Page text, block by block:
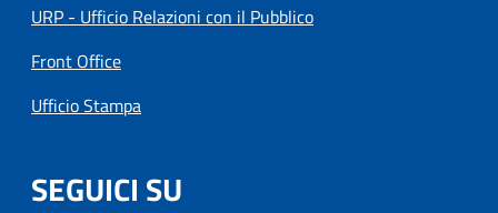
URP - Ufficio Relazioni con il Pubblico
Front Office
Ufficio Stampa
SEGUICI SU